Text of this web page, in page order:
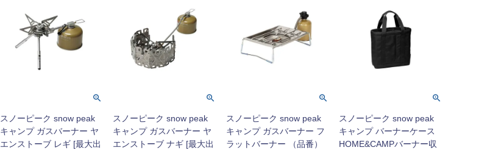
スノーピーク snow peak
キャンプ ガスバーナー ヤ
エンストーブ レギ [最大出
スノーピーク snow peak
キャンプ ガスバーナー ヤ
エンストーブ ナギ [最大出
スノーピーク snow peak
キャンプ ガスバーナー フ
ラットバーナー （品番）
スノーピーク snow peak
キャンプ バーナーケース
HOME&CAMPバーナー収